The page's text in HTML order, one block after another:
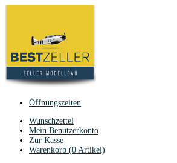
Öffnungszeiten
Wunschzettel
Mein Benutzerkonto
Zur Kasse
Warenkorb (0 Artikel)